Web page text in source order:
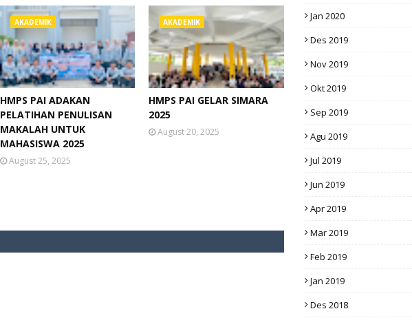
AKADEMIK
HMPS PAI ADAKAN
PELATIHAN PENULISAN
MAKALAH UNTUK
MAHASISWA 2025
August 25, 2025
AKADEMIK
HMPS PAI GELAR SIMARA
2025
August 20, 2025
Jan 2020
Des 2019
Nov 2019
Okt 2019
Sep 2019
Agu 2019
Jul 2019
Jun 2019
Apr 2019
Mar 2019
Feb 2019
Jan 2019
Des 2018